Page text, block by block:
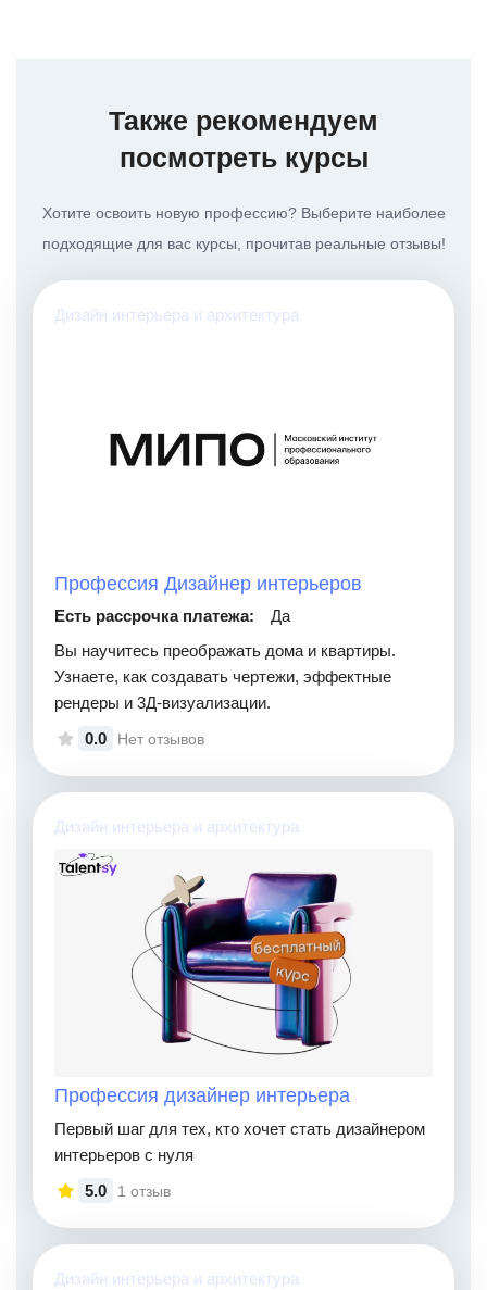
Также рекомендуем
посмотреть курсы
Хотите освоить новую профессию? Выберите наиболее
подходящие для вас курсы, прочитав реальные отзывы!
Дизайн интерьера и архитектура
Профессия Дизайнер интерьеров
Есть рассрочка платежа:
Да
Вы научитесь преображать дома и квартиры.
Узнаете, как создавать чертежи, эффектные
рендеры и 3Д-визуализации.
0.0
Нет отзывов
Дизайн интерьера и архитектура
Профессия дизайнер интерьера
Первый шаг для тех, кто хочет стать дизайнером
интерьеров с нуля
5.0
1 отзыв
Дизайн интерьера и архитектура